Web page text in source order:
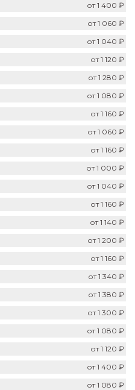
от 1 400 ₽
от 1 060 ₽
от 1 040 ₽
от 1 120 ₽
от 1 280 ₽
от 1 080 ₽
от 1 160 ₽
от 1 060 ₽
от 1 160 ₽
от 1 000 ₽
от 1 040 ₽
от 1 160 ₽
от 1 140 ₽
от 1 200 ₽
от 1 160 ₽
от 1 340 ₽
от 1 380 ₽
от 1 300 ₽
от 1 080 ₽
от 1 120 ₽
от 1 400 ₽
от 1 080 ₽